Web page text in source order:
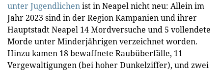
unter Jugendlichenist in Neapel nicht neu: Allein im
Jahr 2023 sind in der Region Kampanien und ihrer
Hauptstadt Neapel 14 Mordversuche und 5 vollendete
Morde unter Minderjährigen verzeichnet worden.
Hinzu kamen 18 bewaffnete Raubüberfälle, 11
Vergewaltigungen (bei hoher Dunkelziffer), und zwei